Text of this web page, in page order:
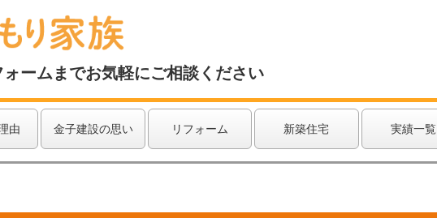
ームまでお気軽にご相談ください
由 金子建設の思い リフォーム 新築住宅 実績一覧